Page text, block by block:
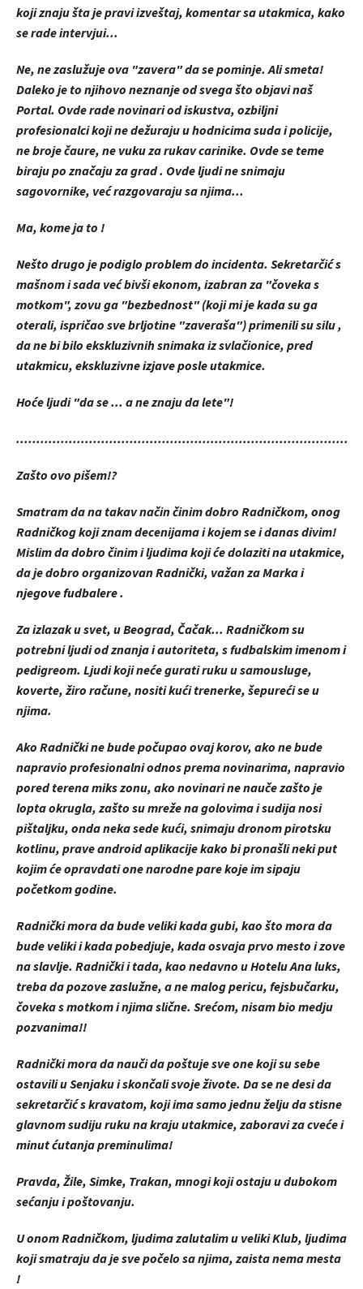
koji znaju šta je pravi izveštaj, komentar sa utakmica, kako
se rade intervjui...
Ne, ne zaslužuje ova "zavera" da se pominje. Ali smeta!
Daleko je to njihovo neznanje od svega što objavi naš
Portal. Ovde rade novinari od iskustva, ozbiljni
profesionalci koji ne dežuraju u hodnicima suda i policije,
ne broje čaure, ne vuku za rukav carinike. Ovde se teme
biraju po značaju za grad . Ovde ljudi ne snimaju
sagovornike, već razgovaraju sa njima...
Ma, kome ja to !
Nešto drugo je podiglo problem do incidenta. Sekretarčić s
mašnom i sada već bivši ekonom, izabran za "čoveka s
motkom", zovu ga "bezbednost" (koji mi je kada su ga
oterali, ispričao sve brljotine "zaveraša") primenili su silu ,
da ne bi bilo ekskluzivnih snimaka iz svlačionice, pred
utakmicu, ekskluzivne izjave posle utakmice.
Hoće ljudi "da se ... a ne znaju da lete"!
Zašto ovo pišem!?
Smatram da na takav način činim dobro Radničkom, onog
Radničkog koji znam decenijama i kojem se i danas divim!
Mislim da dobro činim i ljudima koji će dolaziti na utakmice,
da je dobro organizovan Radnički, važan za Marka i
njegove fudbalere .
Za izlazak u svet, u Beograd, Čačak... Radničkom su
potrebni ljudi od znanja i autoriteta, s fudbalskim imenom i
pedigreom. Ljudi koji neće gurati ruku u samousluge,
koverte, žiro račune, nositi kući trenerke, šepureći se u
njima.
Ako Radnički ne bude počupao ovaj korov, ako ne bude
napravio profesionalni odnos prema novinarima, napravio
pored terena miks zonu, ako novinari ne nauče zašto je
lopta okrugla, zašto su mreže na golovima i sudija nosi
pištaljku, onda neka sede kući, snimaju dronom pirotsku
kotlinu, prave android aplikacije kako bi pronašli neki put
kojim će opravdati one narodne pare koje im sipaju
početkom godine.
Radnički mora da bude veliki kada gubi, kao što mora da
bude veliki i kada pobedjuje, kada osvaja prvo mesto i zove
na slavlje. Radnički i tada, kao nedavno u Hotelu Ana luks,
treba da pozove zaslužne, a ne malog pericu, fejsbučarku,
čoveka s motkom i njima slične. Srećom, nisam bio medju
pozvanima!!
Radnički mora da nauči da poštuje sve one koji su sebe
ostavili u Senjaku i skončali svoje živote. Da se ne desi da
sekretarčić s kravatom, koji ima samo jednu želju da stisne
glavnom sudiju ruku na kraju utakmice, zaboravi za cveće i
minut ćutanja preminulima!
Pravda, Žile, Simke, Trakan, mnogi koji ostaju u dubokom
sećanju i poštovanju.
U onom Radničkom, ljudima zalutalim u veliki Klub, ljudima
koji smatraju da je sve počelo sa njima, zaista nema mesta
!